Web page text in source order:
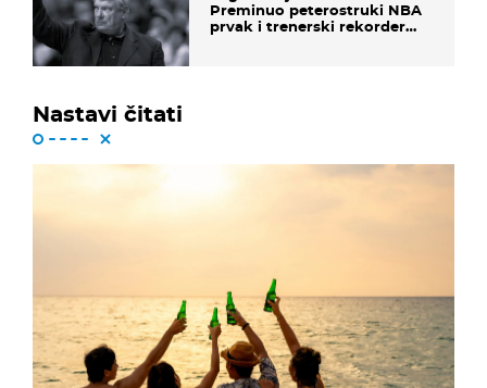
Preminuo peterostruki NBA
prvak i trenerski rekorder
Nastavi čitati